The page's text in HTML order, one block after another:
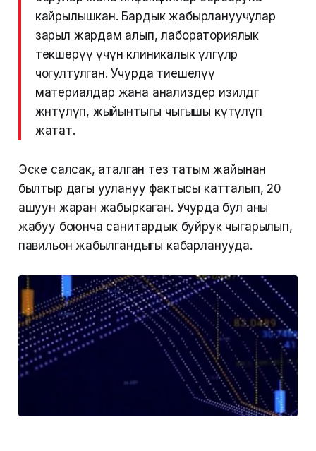
кайрылышкан. Бардык жабырлануучулар
зарыл жардам алып, лабораториялык
текшерүү үчүн клиникалык үлгүлөр
чогултулган. Учурда тиешелүү
материалдар жана анализдер изилдөөгө
жөнөтүлүп, жыйынтыгы чыгышы күтүлүп
жатат.
Эске салсак, аталган тез татым жайынан
былтыр дагы уулануу фактысы катталып, 20
ашуун жаран жабыркаган. Учурда бул аны
жабуу боюнча санитардык буйрук чыгарылып,
павильон жабылгандыгы кабарланууда.